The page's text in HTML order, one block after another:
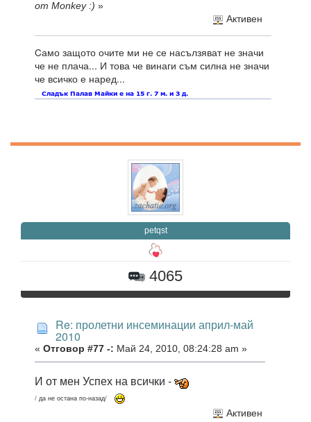
от Мonkey :) »
Активен
Cамо защото очите ми не се насълзяват не значи
че не плача... И това че винаги съм силна не значи
че всичко е наред...
petqst
4065
Re: пролетни инсеминации април-май
2010
« Отговор #77 -: Май 24, 2010, 08:24:28 am »
И от мен Успех на всички -
/ да не остана по-назад/
Активен